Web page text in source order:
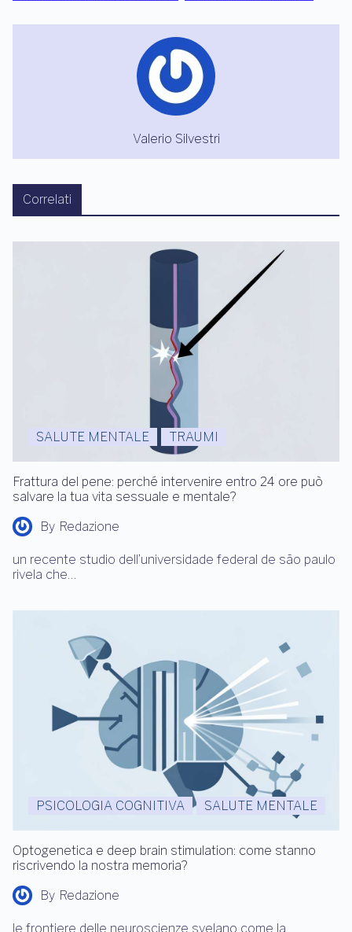
Valerio Silvestri
Correlati
SALUTE MENTALE TRAUMI
Frattura del pene: perché intervenire entro 24 ore può
salvare la tua vita sessuale e mentale?
By Redazione
un recente studio dell’universidade federal de são paulo
rivela che…
PSICOLOGIA COGNITIVA SALUTE MENTALE
Optogenetica e deep brain stimulation: come stanno
riscrivendo la nostra memoria?
By Redazione
le frontiere delle neuroscienze svelano come la